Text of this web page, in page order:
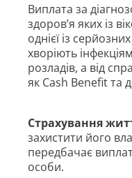
Виплата за
здоров’я яких із
однієї із
хворіють
розладів, а від
як Cash Benefit та
Страхування
захистити його
передбачає
особи.